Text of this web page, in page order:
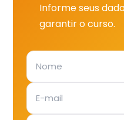
Informe seus
garantir o curso.